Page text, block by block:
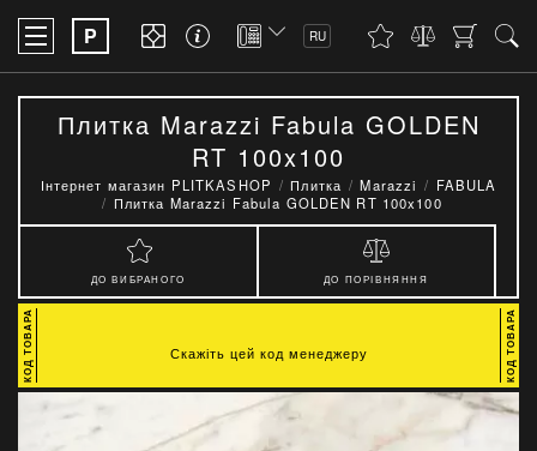
P RU
Плитка Marazzi Fabula GOLDEN
RT 100x100
Інтернет магазин PLITKASHOP Плитка Marazzi
FABULA
Плитка Marazzi Fabula GOLDEN RT 100x100
ДО ВИБРАНОГО ДО ПОРІВНЯННЯ
Скажіть цей код менеджеру